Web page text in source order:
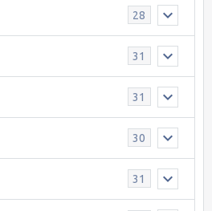
28
31
31
30
31